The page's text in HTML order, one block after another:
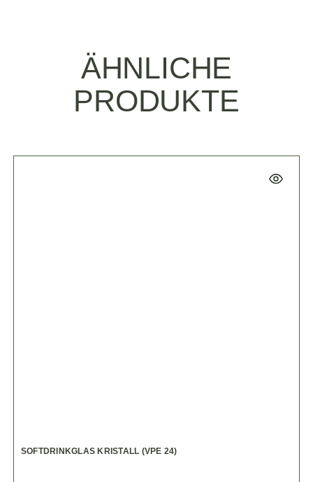
ÄHNLICHE
PRODUKTE
SOFTDRINKGLAS KRISTALL (VPE 24)